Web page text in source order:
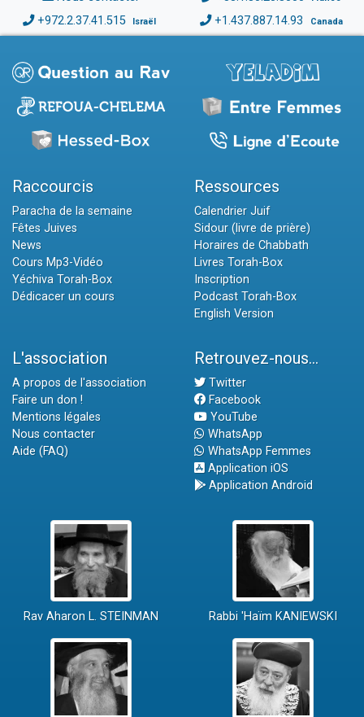
+972.2.37.41.515 Israël +1.437.887.14.93 Canada
Raccourcis
Paracha de la semaine
Fêtes Juives
News
Cours Mp3-Vidéo
Yéchiva Torah-Box
Dédicacer un cours
Ressources
Calendrier Juif
Sidour (livre de prière)
Horaires de Chabbath
Livres Torah-Box
Inscription
Podcast Torah-Box
English Version
L'association
A propos de l'association
Faire un don !
Mentions légales
Nous contacter
Aide (FAQ)
Retrouvez-nous...
Twitter
Facebook
YouTube
WhatsApp
WhatsApp Femmes
Application iOS
Application Android
Rav Aharon L. STEINMAN Rabbi 'Haïm KANIEWSKI